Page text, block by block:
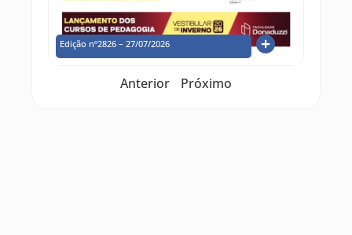
Edição nº2826 – 27/07/2026
Anterior Próximo